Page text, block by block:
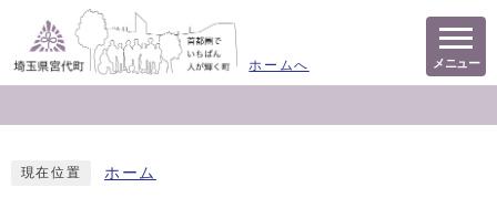
ホームへ メニュー
現在位置 ホーム